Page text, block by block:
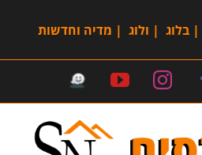
|בלוג | ולוג | מדיה וחדשות